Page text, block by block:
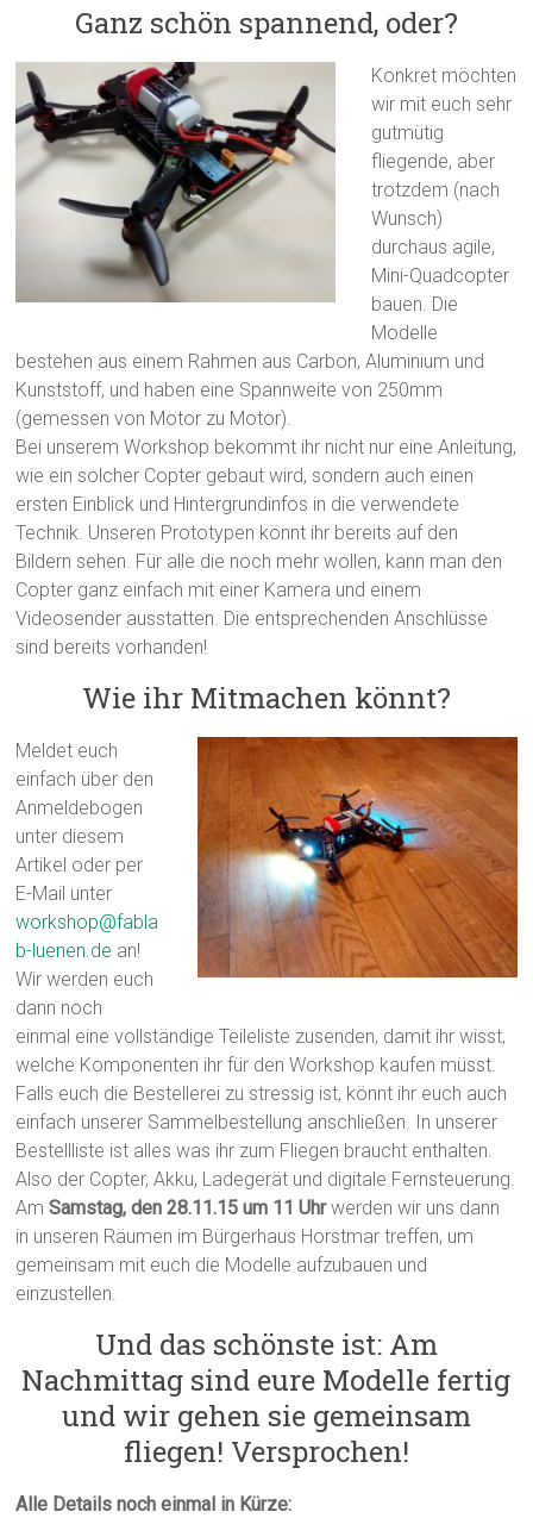
Ganz schön spannend, oder?
Konkret möchten
wir mit euch sehr
gutmütig
fliegende, aber
trotzdem (nach
Wunsch)
durchaus agile,
Mini-Quadcopter
bauen. Die
Modelle
bestehen aus einem Rahmen aus Carbon, Aluminium und
Kunststoff, und haben eine Spannweite von 250mm
(gemessen von Motor zu Motor).
Bei unserem Workshop bekommt ihr nicht nur eine Anleitung,
wie ein solcher Copter gebaut wird, sondern auch einen
ersten Einblick und Hintergrundinfos in die verwendete
Technik. Unseren Prototypen könnt ihr bereits auf den
Bildern sehen. Für alle die noch mehr wollen, kann man den
Copter ganz einfach mit einer Kamera und einem
Videosender ausstatten. Die entsprechenden Anschlüsse
sind bereits vorhanden!
Wie ihr Mitmachen könnt?
Meldet euch
einfach über den
Anmeldebogen
unter diesem
Artikel oder per
E-Mail unter
workshop@fabla
b-luenen.de an!
Wir werden euch
dann noch
einmal eine vollständige Teileliste zusenden, damit ihr wisst,
welche Komponenten ihr für den Workshop kaufen müsst.
Falls euch die Bestellerei zu stressig ist, könnt ihr euch auch
einfach unserer Sammelbestellung anschließen. In unserer
Bestellliste ist alles was ihr zum Fliegen braucht enthalten.
Also der Copter, Akku, Ladegerät und digitale Fernsteuerung.
AmSamstag, den 28.11.15 um 11 Uhrwerden wir uns dann
in unseren Räumen im Bürgerhaus Horstmar treffen, um
gemeinsam mit euch die Modelle aufzubauen und
einzustellen.
Und das schönste ist: Am
Nachmittag sind eure Modelle fertig
und wir gehen sie gemeinsam
fliegen! Versprochen!
Alle Details noch einmal in Kürze: